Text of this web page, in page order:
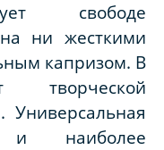
свободе
ни жесткими
капризом. В
Универсальная
и наиболее